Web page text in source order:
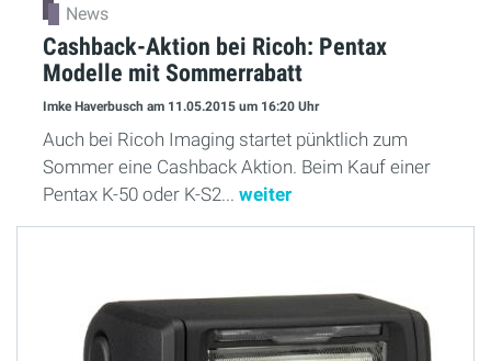
News
Cashback-Aktion bei Ricoh: Pentax
Modelle mit Sommerrabatt
Imke Haverbusch am 11.05.2015 um 16:20 Uhr
Auch bei Ricoh Imaging startet pünktlich zum
Sommer eine Cashback Aktion. Beim Kauf einer
Pentax K-50 oder K-S2... weiter